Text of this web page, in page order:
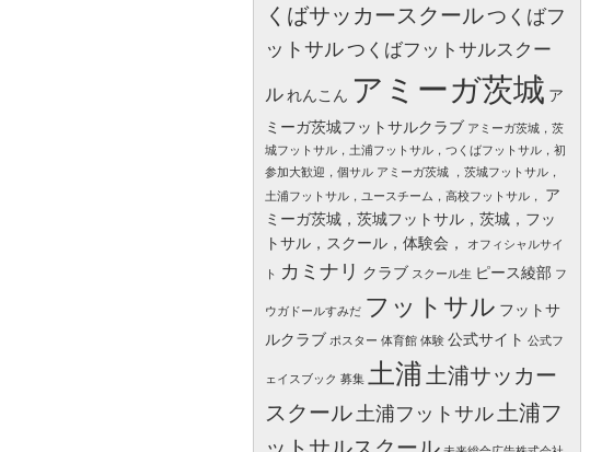
くばサッカースクールつくばフ
ットサル つくばフットサルスクー
ル れんこん アミーガ茨城 ア
ミーガ茨城フットサルクラブ アミーガ茨城，茨
城フットサル，土浦フットサル，つくばフットサル，初
参加大歓迎，個サル アミーガ茨城 ，茨城フットサル，
土浦フットサル，ユースチーム，高校フットサル，
ア
ミーガ茨城，茨城フットサル，茨城，フッ
トサル，スクール，体験会，
オフィシャルサイ
ト カミナリ クラブ スクール生 ピース綾部 フ
ウガドールすみだ フットサル フットサ
ルクラブ ポスター 体育館 体験 公式サイト 公式フ
ェイスブック 募集 土浦 土浦サッカー
スクール 土浦フットサル 土浦フ